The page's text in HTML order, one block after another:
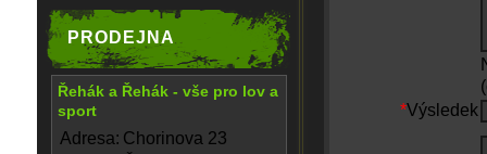
PRODEJNA
Řehák a Řehák - vše pro lov a
sport
Adresa: Chorinova 23
*Výsledek